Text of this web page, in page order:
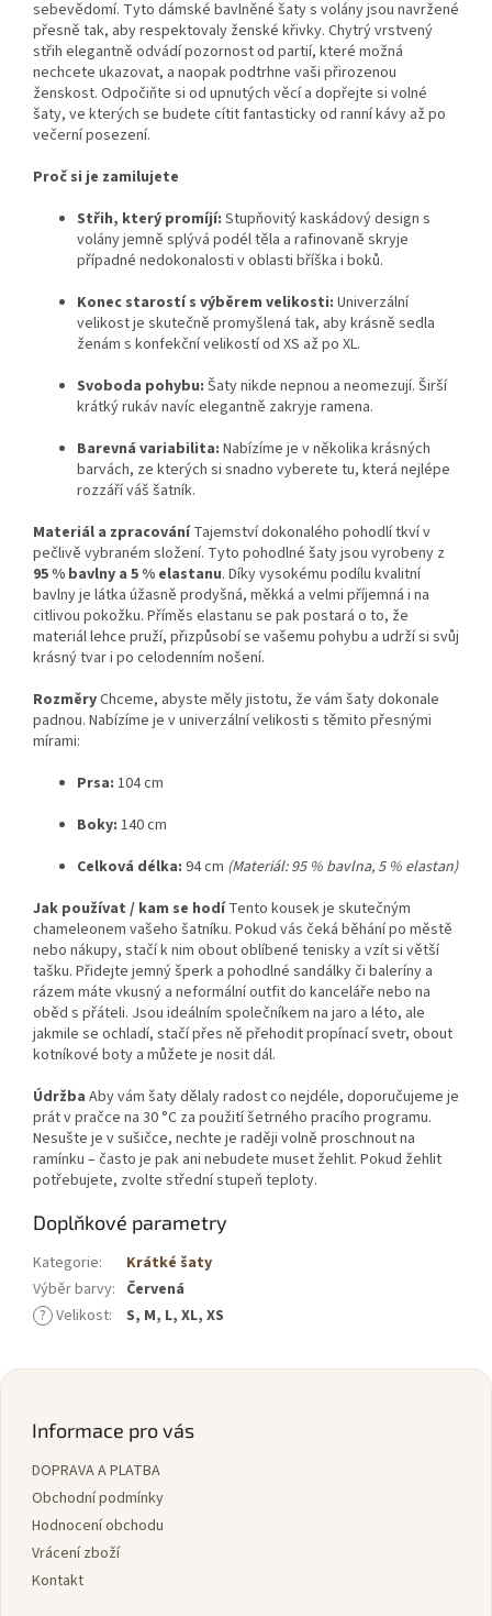
sebevědomí. Tyto dámské bavlněné šaty s volány jsou navržené
přesně tak, aby respektovaly ženské křivky. Chytrý vrstvený
střih elegantně odvádí pozornost od partií, které možná
nechcete ukazovat, a naopak podtrhne vaši přirozenou
ženskost. Odpočiňte si od upnutých věcí a dopřejte si volné
šaty, ve kterých se budete cítit fantasticky od ranní kávy až po
večerní posezení.
Proč si je zamilujete
Střih, který promíjí: Stupňovitý kaskádový design s
volány jemně splývá podél těla a rafinovaně skryje
případné nedokonalosti v oblasti bříška i boků.
Konec starostí s výběrem velikosti: Univerzální
velikost je skutečně promyšlená tak, aby krásně sedla
ženám s konfekční velikostí od XS až po XL.
Svoboda pohybu: Šaty nikde nepnou a neomezují. Širší
krátký rukáv navíc elegantně zakryje ramena.
Barevná variabilita: Nabízíme je v několika krásných
barvách, ze kterých si snadno vyberete tu, která nejlépe
rozzáří váš šatník.
Materiál a zpracováníTajemství dokonalého pohodlí tkví v
pečlivě vybraném složení. Tyto pohodlné šaty jsou vyrobeny z
95 % bavlny a 5 % elastanu. Díky vysokému podílu kvalitní
bavlny je látka úžasně prodyšná, měkká a velmi příjemná i na
citlivou pokožku. Příměs elastanu se pak postará o to, že
materiál lehce pruží, přizpůsobí se vašemu pohybu a udrží si svůj
krásný tvar i po celodenním nošení.
RozměryChceme, abyste měly jistotu, že vám šaty dokonale
padnou. Nabízíme je v univerzální velikosti s těmito přesnými
mírami:
Prsa: 104 cm
Boky: 140 cm
Celková délka: 94 cm (Materiál: 95 % bavlna, 5 % elastan)
Jak používat / kam se hodíTento kousek je skutečným
chameleonem vašeho šatníku. Pokud vás čeká běhání po městě
nebo nákupy, stačí k nim obout oblíbené tenisky a vzít si větší
tašku. Přidejte jemný šperk a pohodlné sandálky či baleríny a
rázem máte vkusný a neformální outfit do kanceláře nebo na
oběd s přáteli. Jsou ideálním společníkem na jaro a léto, ale
jakmile se ochladí, stačí přes ně přehodit propínací svetr, obout
kotníkové boty a můžete je nosit dál.
Údržba Aby vám šaty dělaly radost co nejdéle, doporučujeme je
prát v pračce na 30 °C za použití šetrného pracího programu.
Nesušte je v sušičce, nechte je raději volně proschnout na
ramínku – často je pak ani nebudete muset žehlit. Pokud žehlit
potřebujete, zvolte střední stupeň teploty.
Doplňkové parametry
Kategorie:
Krátké šaty
Výběr barvy: Červená
? Velikost: S, M, L, XL, XS
Z
Informace pro vás
DOPRAVA A PLATBA
Obchodní podmínky
Hodnocení obchodu
Vrácení zboží
Kontakt